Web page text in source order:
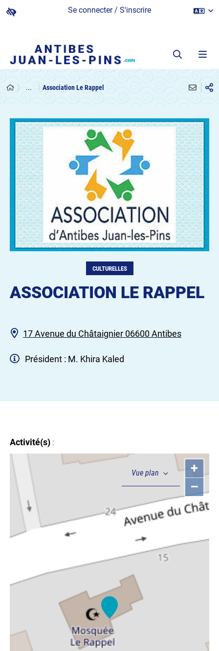
Se connecter / S'inscrire
... Association Le Rappel
CULTURELLES
ASSOCIATION LE RAPPEL
17 Avenue du Châtaignier 06600 Antibes
Président : M. Khira Kaled
Activité(s) :
+
–